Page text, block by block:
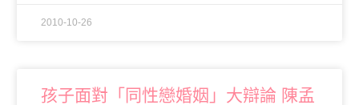
2010-10-26
孩子面對「同性戀婚姻」大辯論 陳孟